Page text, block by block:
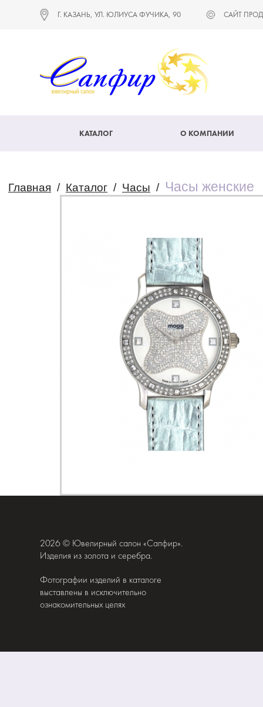
Г. КАЗАНЬ, УЛ. ЮЛИУСА ФУЧИКА, 90 САЙТ
КАТАЛОГ О КОМПАНИИ
Главная / Каталог / Часы / Часы женские
2026 © Ювелирный салон «Сапфир».
Изделия из золота и серебра.
Фотографии изделий в каталоге
выставлены в исключительно
ознакомительных целях